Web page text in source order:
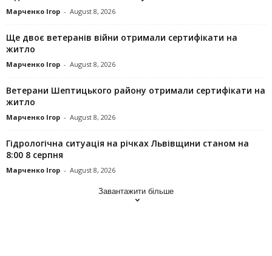
Марченко Ігор - August 8, 2026
Ще двоє ветеранів війни отримали сертифікати на
житло
Марченко Ігор - August 8, 2026
Ветерани Шептицького району отримали сертифікати на
житло
Марченко Ігор - August 8, 2026
Гідрологічна ситуація на річках Львівщини станом на
8:00 8 серпня
Марченко Ігор - August 8, 2026
Завантажити більше